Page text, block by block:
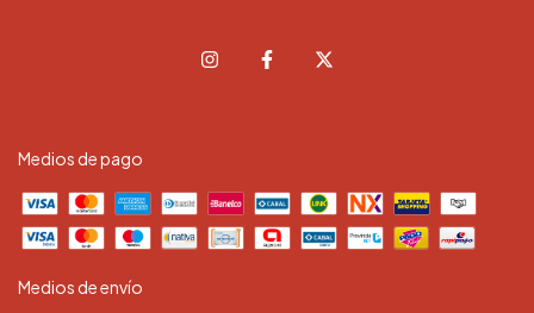
Medios de pago
Medios de envío